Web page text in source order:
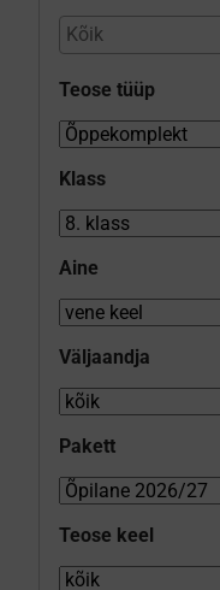
Teose tüüp
Klass
Aine
Väljaandja
Pakett
Teose keel